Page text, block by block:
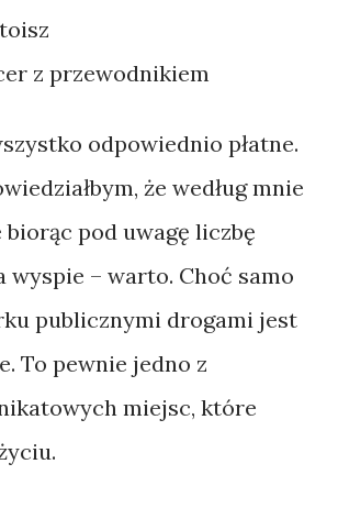
z przewodnikiem
odpowiednio płatne.
że według mnie
pod uwagę liczbę
wyspie – warto. Choć samo
publicznymi drogami jest
To pewnie jedno z
miejsc, które